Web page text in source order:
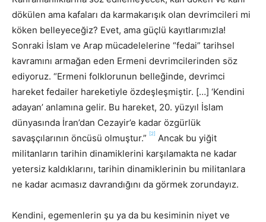
dökülen ama kafaları da karmakarışık olan devrimcileri mi
köken belleyeceğiz? Evet, ama güçlü kayıtlarımızla!
Sonraki İslam ve Arap mücadelelerine “fedai” tarihsel
kavramını armağan eden Ermeni devrimcilerinden söz
ediyoruz. “Ermeni folklorunun belleğinde, devrimci
hareket fedailer hareketiyle özdeşleşmiştir. […] ‘Kendini
adayan’ anlamına gelir. Bu hareket, 20. yüzyıl İslam
dünyasında İran’dan Cezayir’e kadar özgürlük
savaşçılarının öncüsü olmuştur.” [2] Ancak bu yiğit
militanların tarihin dinamiklerini karşılamakta ne kadar
yetersiz kaldıklarını, tarihin dinamiklerinin bu militanlara
ne kadar acımasız davrandığını da görmek zorundayız.
Kendini, egemenlerin şu ya da bu kesiminin niyet ve